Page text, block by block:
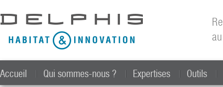
Accueil Qui sommes-nous ? Expertises Outils